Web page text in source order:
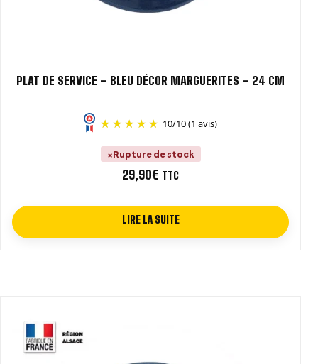
PLAT DE SERVICE – BLEU DÉCOR MARGUERITES – 24 CM
10/10(1 avis)
Rupture de stock
29,90€ TTC
LIRE LA SUITE